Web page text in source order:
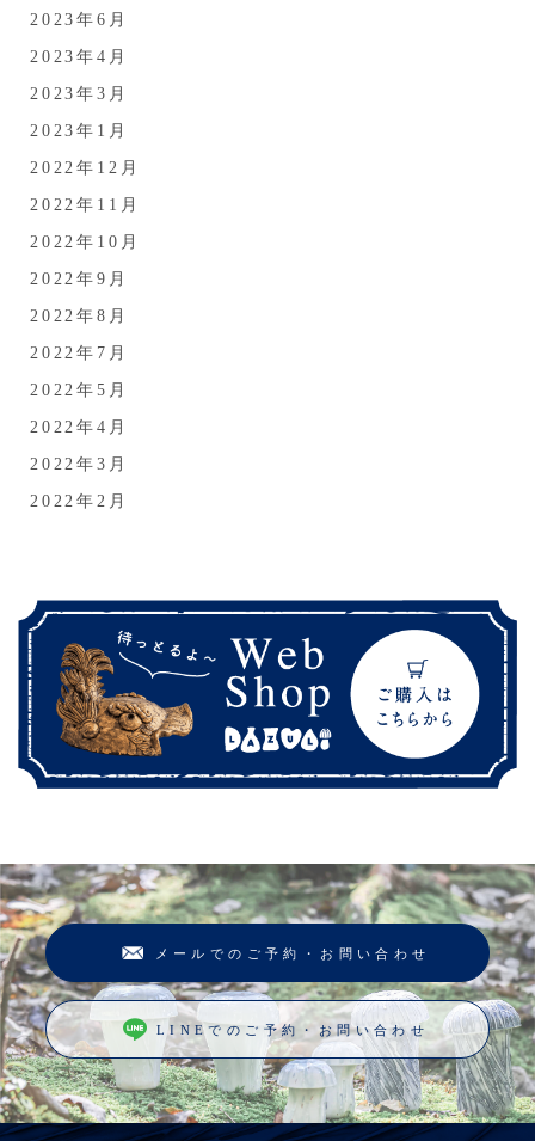
2023年6月
2023年4月
2023年3月
2023年1月
2022年12月
2022年11月
2022年10月
2022年9月
2022年8月
2022年7月
2022年5月
2022年4月
2022年3月
2022年2月
メールでのご予約・お問い合わせ
LINEでのご予約・お問い合わせ